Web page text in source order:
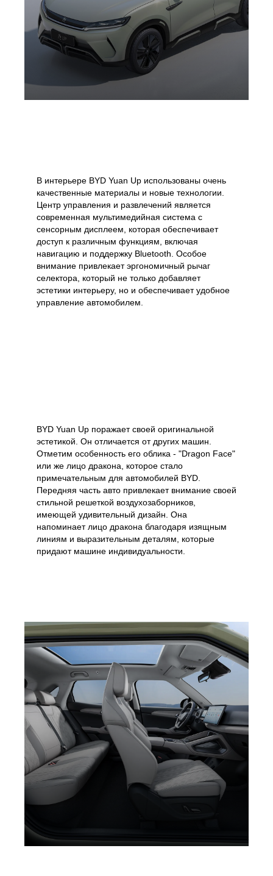
В интерьере BYD Yuan Up использованы очень
качественные материалы и новые технологии.
Центр управления и развлечений является
современная мультимедийная система с
сенсорным дисплеем, которая обеспечивает
доступ к различным функциям, включая
навигацию и поддержку Bluetooth. Особое
внимание привлекает эргономичный рычаг
селектора, который не только добавляет
эстетики интерьеру, но и обеспечивает удобное
управление автомобилем.
BYD Yuan Up поражает своей оригинальной
эстетикой. Он отличается от других машин.
Отметим особенность его облика - "Dragon Face"
или же лицо дракона, которое стало
примечательным для автомобилей BYD.
Передняя часть авто привлекает внимание своей
стильной решеткой воздухозаборников,
имеющей удивительный дизайн. Она
напоминает лицо дракона благодаря изящным
линиям и выразительным деталям, которые
придают машине индивидуальности.